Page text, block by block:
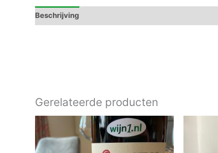
Beschrijving
Gerelateerde producten